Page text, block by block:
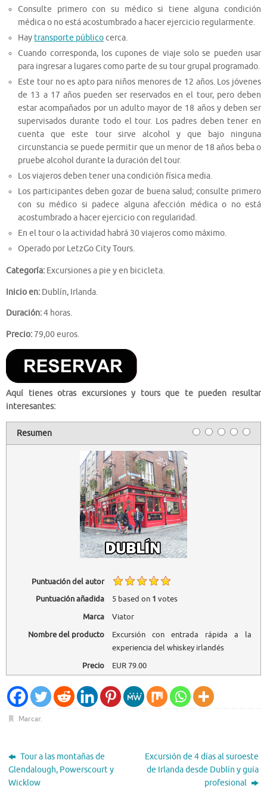
Consulte primero con su médico si tiene alguna condición
médica o no está acostumbrado a hacer ejercicio regularmente.
Hay transporte públicocerca.
Cuando corresponda, los cupones de viaje solo se pueden usar
para ingresar a lugares como parte de su tour grupal programado.
Este tour no es apto para niños menores de 12 años. Los jóvenes
de 13 a 17 años pueden ser reservados en el tour, pero deben
estar acompañados por un adulto mayor de 18 años y deben ser
supervisados durante todo el tour. Los padres deben tener en
cuenta que este tour sirve alcohol y que bajo ninguna
circunstancia se puede permitir que un menor de 18 años beba o
pruebe alcohol durante la duración del tour.
Los viajeros deben tener una condición física media.
Los participantes deben gozar de buena salud; consulte primero
con su médico si padece alguna afección médica o no está
acostumbrado a hacer ejercicio con regularidad.
En el tour o la actividad habrá 30 viajeros como máximo.
Operado por LetzGo City Tours.
Categoría: Excursiones a pie y en bicicleta.
Inicio en: Dublín, Irlanda.
Duración:4 horas.
Precio:79,00 euros.
Aquí tienes otras excursiones y tours que te pueden resultar
interesantes:
Resumen
Puntuación del autor
Puntuación añadida
5based on 1 votes
Marca
Viator
Nombre del producto
Excursión con entrada rápida a la
experiencia del whiskey irlandés
Precio
EUR79.00
Marcar.
Tour a las montañas de
Glendalough, Powerscourt y
Wicklow
Excursión de 4 días al suroeste
de Irlanda desde Dublín y guía
profesional